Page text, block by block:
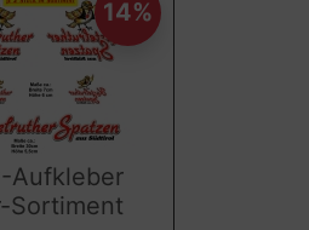
Aufkleber
Sortiment
14%